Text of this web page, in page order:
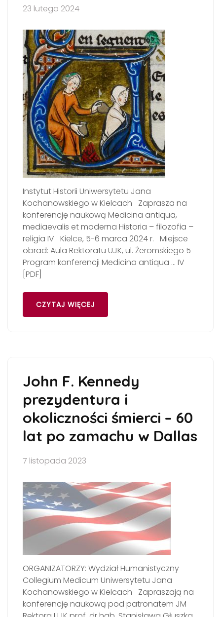
23 lutego 2024
Instytut Historii Uniwersytetu Jana
Kochanowskiego w Kielcach Zaprasza na
konferencję naukową Medicina antiqua,
mediaevalis et moderna Historia – filozofia –
religia IV Kielce, 5-6 marca 2024 r. Miejsce
obrad: Aula Rektoratu UJK, ul. Żeromskiego 5
Program konferencji Medicina antiqua … IV
[PDF]
CZYTAJ WIĘCEJ
John F. Kennedy
prezydentura i
okoliczności śmierci – 60
lat po zamachu w Dallas
7 listopada 2023
ORGANIZATORZY: Wydział Humanistyczny
Collegium Medicum Uniwersytetu Jana
Kochanowskiego w Kielcach Zapraszają na
konferencję naukową pod patronatem JM